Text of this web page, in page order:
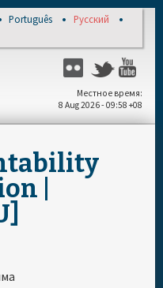
Português
Русский
Flickr Twitter
Местное время
8 Aug 2026 - 09:58 +08
|